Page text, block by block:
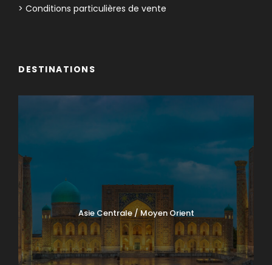
> Conditions particulières de vente
DESTINATIONS
Asie Centrale / Moyen Orient